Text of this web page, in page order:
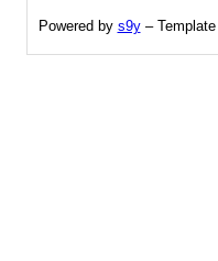
Powered by s9y–